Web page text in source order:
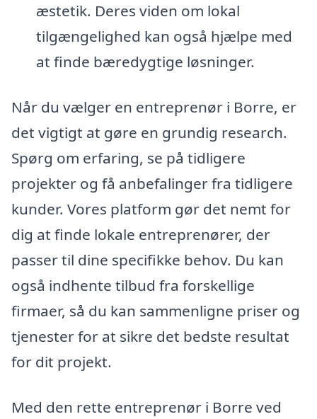
æstetik. Deres viden om lokal
tilgængelighed kan også hjælpe med
at finde bæredygtige løsninger.
Når du vælger en entreprenør i Borre, er
det vigtigt at gøre en grundig research.
Spørg om erfaring, se på tidligere
projekter og få anbefalinger fra tidligere
kunder. Vores platform gør det nemt for
dig at finde lokale entreprenører, der
passer til dine specifikke behov. Du kan
også indhente tilbud fra forskellige
firmaer, så du kan sammenligne priser og
tjenester for at sikre det bedste resultat
for dit projekt.
Med den rette entreprenør i Borre ved